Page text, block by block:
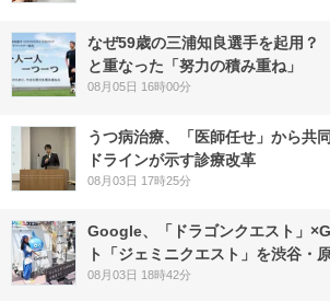
なぜ59歳の三浦知良選手を起用
と重なった「努力の積み重ね」
08月05日 16時00分
うつ病治療、「医師任せ」から共
ドラインが示す診療改革
08月03日 17時25分
Google、「ドラゴンクエスト」
ト「ジェミニクエスト」を渋谷・
08月03日 18時42分